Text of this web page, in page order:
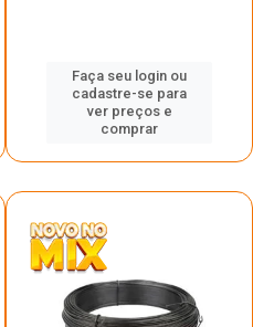
Faça seu login ou
cadastre-se para
ver preços e
comprar